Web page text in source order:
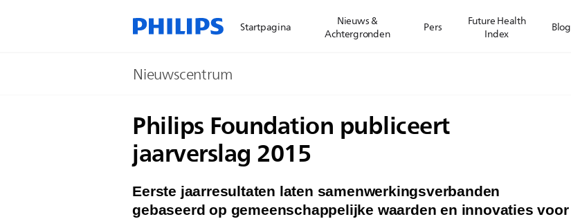
Startpagina
Nieuws &
Achtergronden
Pers
Future Health
Index
Blog
Nieuwscentrum
Philips Foundation publiceert
jaarverslag 2015
Eerste jaarresultaten laten samenwerkingsverbanden
gebaseerd op gemeenschappelijke waarden en innovaties voor